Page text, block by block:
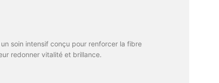
soin intensif conçu pour renforcer la fibre
redonner vitalité et brillance.